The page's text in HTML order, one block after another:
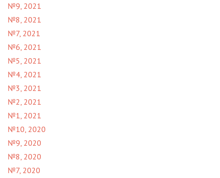
№9, 2021
№8, 2021
№7, 2021
№6, 2021
№5, 2021
№4, 2021
№3, 2021
№2, 2021
№1, 2021
№10, 2020
№9, 2020
№8, 2020
№7, 2020